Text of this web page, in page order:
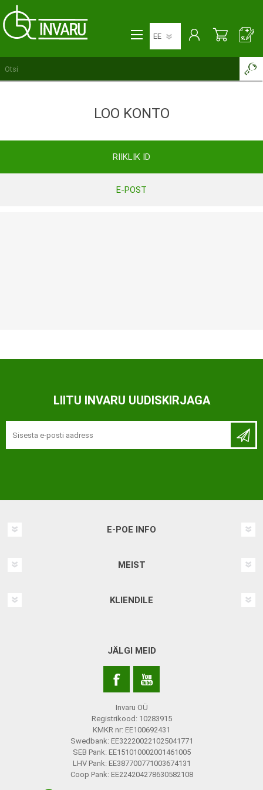
LOO KONTO
RIIKLIK ID
E-POST
LIITU INVARU UUDISKIRJAGA
E-POE INFO
MEIST
KLIENDILE
JÄLGI MEID
Invaru OÜ
Registrikood: 10283915
KMKR nr: EE100692431
Swedbank: EE322200221025041771
SEB Pank: EE151010002001461005
LHV Pank: EE387700771003674131
Coop Pank: EE224204278630582108